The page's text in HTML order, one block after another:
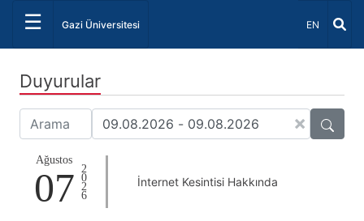
☰ Gazi Üniversitesi Dil Seçiniz
EN
Duyurular
×
Ağustos
07 2026 İnternet Kesintisi Hakkında